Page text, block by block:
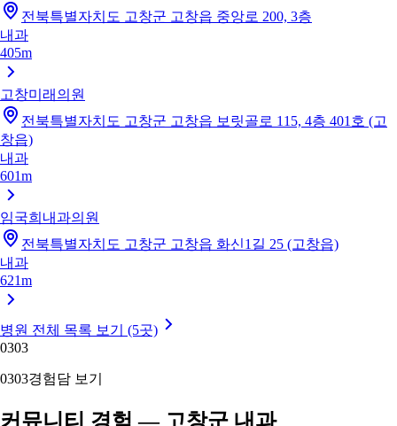
전북특별자치도 고창군 고창읍 중앙로 200, 3층
내과
405m
고창미래의원
전북특별자치도 고창군 고창읍 보릿골로 115, 4층 401호 (고
창읍)
내과
601m
임국희내과의원
전북특별자치도 고창군 고창읍 화신1길 25 (고창읍)
내과
621m
병원 전체 목록 보기 (5곳)
0303
0303경험담 보기
커뮤니티 경험 — 고창군 내과